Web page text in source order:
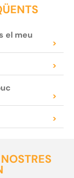
el meu
>
>
>
>